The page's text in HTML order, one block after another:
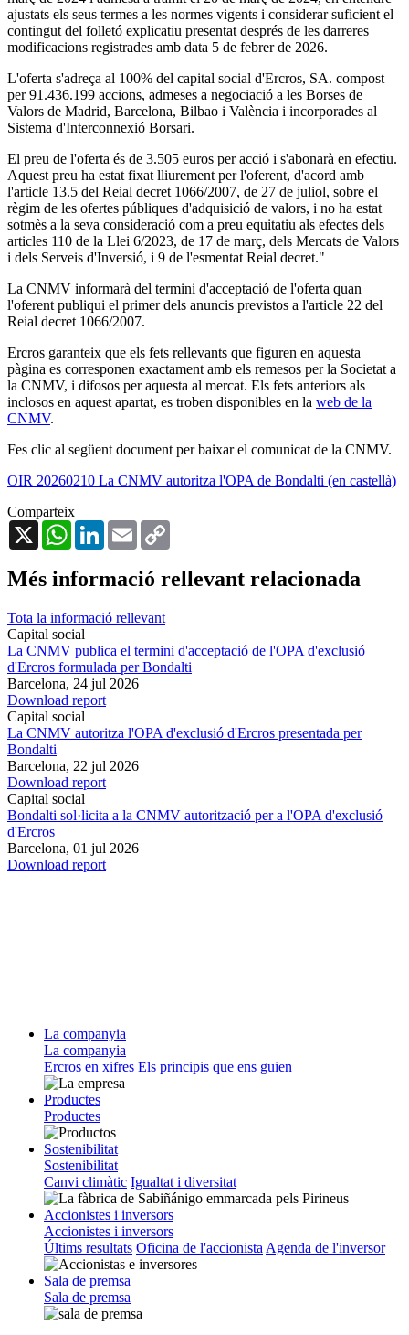
ajustats els seus termes a les normes vigents i considerar suficient el
contingut del folletó explicatiu presentat després de les darreres
modificacions registrades amb data 5 de febrer de 2026.
L'oferta s'adreça al 100% del capital social d'Ercros, SA. compost
per 91.436.199 accions, admeses a negociació a les Borses de
Valors de Madrid, Barcelona, ​​Bilbao i València i incorporades al
Sistema d'Interconnexió Borsari.
El preu de l'oferta és de 3.505 euros per acció i s'abonarà en efectiu.
Aquest preu ha estat fixat lliurement per l'oferent, d'acord amb
l'article 13.5 del Reial decret 1066/2007, de 27 de juliol, sobre el
règim de les ofertes públiques d'adquisició de valors, i no ha estat
sotmès a la seva consideració com a preu equitatiu als efectes dels
articles 110 de la Llei 6/2023, de 17 de març, dels Mercats de Valors
i dels Serveis d'Inversió, i 9 de l'esmentat Reial decret."
La CNMV informarà del termini d'acceptació de l'oferta quan
l'oferent publiqui el primer dels anuncis previstos a l'article 22 del
Reial decret 1066/2007.
Ercros garanteix que els fets rellevants que figuren en aquesta
pàgina es corresponen exactament amb els remesos per la Societat a
la CNMV, i difosos per aquesta al mercat. Els fets anteriors als
inclosos en aquest apartat, es troben disponibles en la web de la
CNMV.
Fes clic al següent document per baixar el comunicat de la CNMV.
OIR 20260210 La CNMV autoritza l'OPA de Bondalti (en castellà)
Comparteix
X
WhatsAppLinkedInEmail
Més informació rellevant relacionada
Tota la informació rellevant
Capital social
La CNMV publica el termini d'acceptació de l'OPA d'exclusió
d'Ercros formulada per Bondalti
Barcelona, 24 jul 2026
Download report
Capital social
La CNMV autoritza l'OPA d'exclusió d'Ercros presentada per
Bondalti
Barcelona, 22 jul 2026
Download report
Capital social
Bondalti sol·licita a la CNMV autorització per a l'OPA d'exclusió
d'Ercros
Barcelona, 01 jul 2026
Download report
La companyia
La companyia
Ercros en xifres Els principis que ens guien
Productes
Productes
Sostenibilitat
Sostenibilitat
Canvi climàtic Igualtat i diversitat
Accionistes i inversors
Accionistes i inversors
Últims resultats Oficina de l'accionista Agenda de l'inversor
Sala de premsa
Sala de premsa